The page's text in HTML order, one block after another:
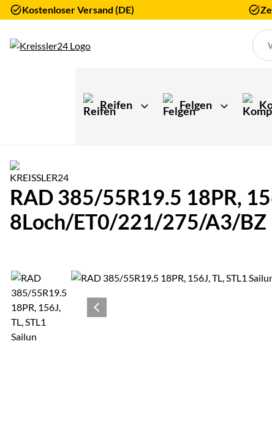
Kostenloser Versand (DE)
Reifen Felgen
RAD 385/55R19.5 18PR,
8Loch/ET0/221/275/A3/BZ
Produktgalerie
Zur Kaufbox springen